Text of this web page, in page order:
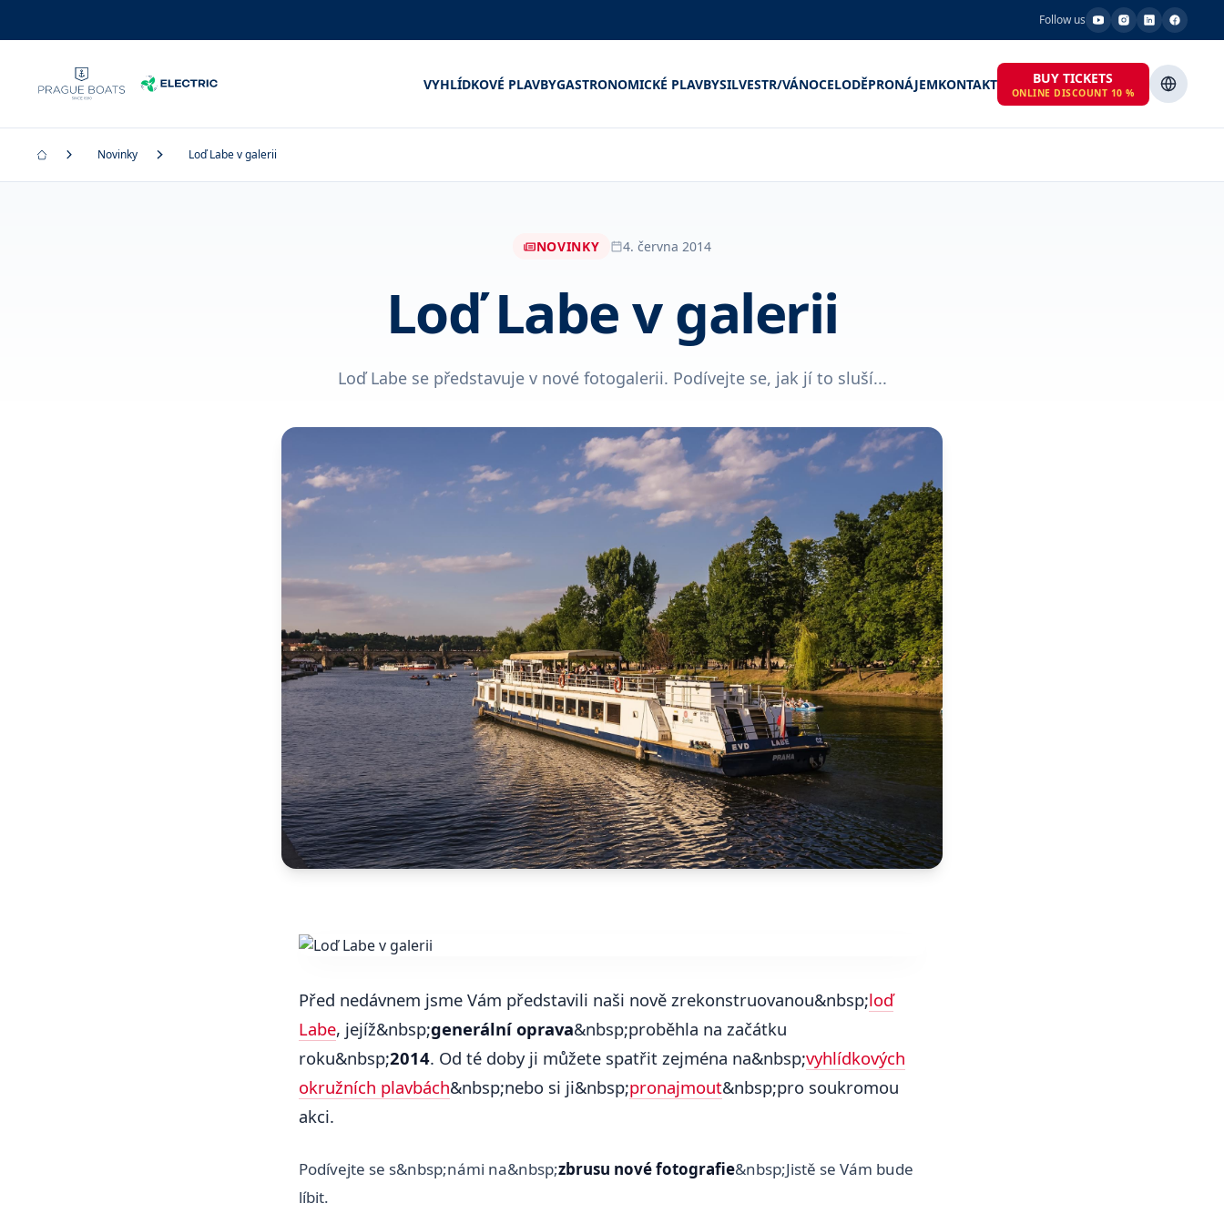
Follow us
VYHLÍDKOVÉ PLAVBYGASTRONOMICKÉ PLAVBYSILVESTR/VÁNOCELODĚPRONÁJEMKONTAKT BUY TICKETS
ONLINE DISCOUNT 10 %
Novinky Loď Labe v galerii
NOVINKY 4. června 2014
Loď Labe v galerii
Loď Labe se představuje v nové fotogalerii. Podívejte se, jak jí to sluší...
Před nedávnem jsme Vám představili naši nově zrekonstruovanou&nbsp;loď
Labe, jejíž&nbsp;generální oprava&nbsp;proběhla na začátku
roku&nbsp;2014. Od té doby ji můžete spatřit zejména na&nbsp;vyhlídkových
okružních plavbách&nbsp;nebo si ji&nbsp;pronajmout&nbsp;pro soukromou
akci.
Podívejte se s&nbsp;námi na&nbsp;zbrusu nové fotografie&nbsp;Jistě se Vám bude
líbit.